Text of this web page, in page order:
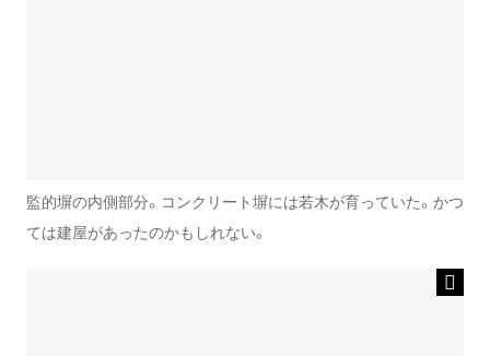
監的塀の内側部分。コンクリート塀には若木が育っていた。かつ
ては建屋があったのかもしれない。